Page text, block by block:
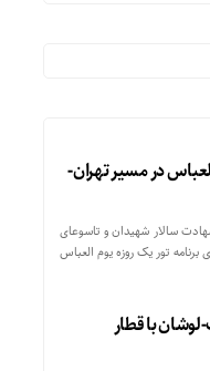
در مسیر تهران-
سالار شهیدان و تاسوعای
تور یک روزه یوم العباس
با قطار